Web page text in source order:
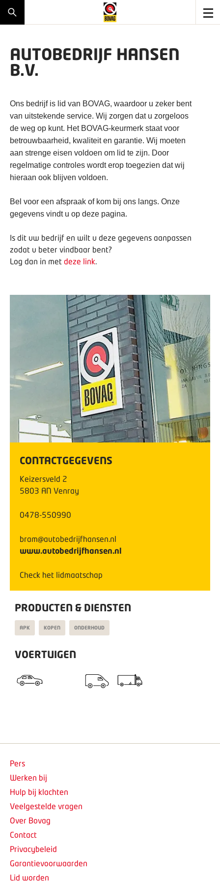
AUTOBEDRIJF HANSEN
B.V.
Ons bedrijf is lid van BOVAG, waardoor u zeker bent
van uitstekende service. Wij zorgen dat u zorgeloos
de weg op kunt. Het BOVAG-keurmerk staat voor
betrouwbaarheid, kwaliteit en garantie. Wij moeten
aan strenge eisen voldoen om lid te zijn. Door
regelmatige controles wordt erop toegezien dat wij
hieraan ook blijven voldoen.
Bel voor een afspraak of kom bij ons langs. Onze
gegevens vindt u op deze pagina.
Is dit uw bedrijf en wilt u deze gegevens aanpassen
zodat u beter vindbaar bent?
Log dan in met deze link.
CONTACTGEGEVENS
Keizersveld 2
5803 AN Venray
0478-550990
bram@autobedrijfhansen.nl
www.autobedrijfhansen.nl
Check het lidmaatschap
PRODUCTEN & DIENSTEN
APK KOPEN ONDERHOUD
VOERTUIGEN
Pers
Werken bij
Hulp bij klachten
Veelgestelde vragen
Over Bovag
Contact
Privacybeleid
Garantievoorwaarden
Lid worden